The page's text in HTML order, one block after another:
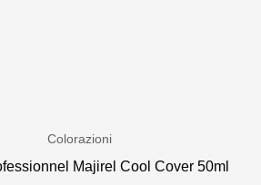
Colorazioni
Majirel Cool Cover 50ml